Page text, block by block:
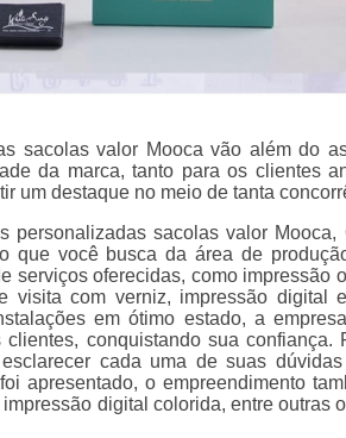
sacolas valor Mooca vão além do
da marca, tanto para os clientes
um destaque no meio de tanta
personalizadas sacolas valor Mooca,
que você busca da área de
serviços oferecidas, como impressão
visita com verniz, impressão digital
em ótimo estado, a
conquistando sua confiança.
cada uma de suas
apresentado, o empreendimento
digital colorida, entre outras